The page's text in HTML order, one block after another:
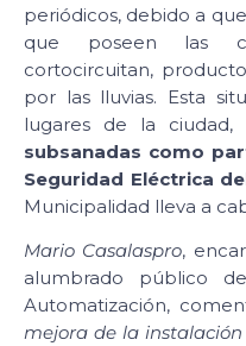
periódicos, debido a
que poseen las
cortocircuitan,
por las lluvias. Esta
lugares de la
subsanadas como
Seguridad Eléctrica
Municipalidad lleva a
Mario Casalaspro,
alumbrado público
Automatización,
mejora de la